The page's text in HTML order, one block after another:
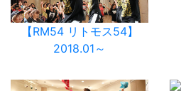
【RM54 リトモス54】
2018.01～